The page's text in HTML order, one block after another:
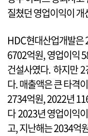
질쳤던 영업이익이 개
HDC현대산업개발은
6702억원, 영업이익
건설사였다. 하지만
다. 매출액은 큰 타격
2734억원, 2022년
다 2023년 영업이익
고, 지난해는 2034억